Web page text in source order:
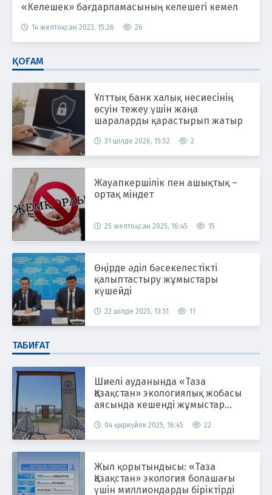
«Келешек» бағдарламасының келешегі кемел
14 желтоқсан 2023, 15:26 26
ҚОҒАМ
Ұлттық банк халық несиесінің
өсуін тежеу үшін жаңа
шараларды қарастырып жатыр
31 шілде 2026, 15:52 2
Жауапкершілік пен ашықтық –
ортақ міндет
25 желтоқсан 2025, 16:45 15
Өңірде әділ бәсекелестікті
қалыптастыру жұмыстары
күшейді
22 шілде 2025, 13:51 11
ТАБИҒАТ
Шиелі ауданында «Таза
Қазақстан» экологиялық жобасы
аясында кешенді жұмыстар
04 қыркүйек 2025, 16:45 22
Жыл қорытындысы: «Таза
Қазақстан» экология болашағы
үшін миллиондарды біріктірді